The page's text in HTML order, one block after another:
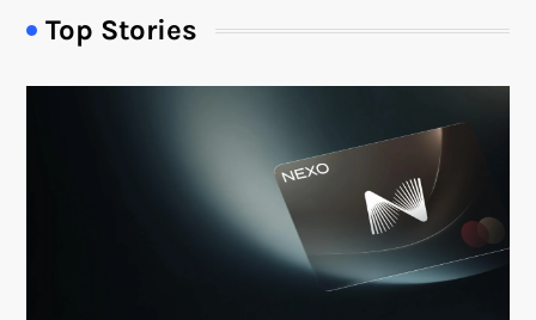
Top Stories